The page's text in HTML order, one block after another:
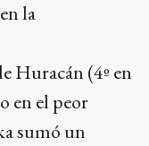
la
Huracán (4º en
en el peor
sumó un